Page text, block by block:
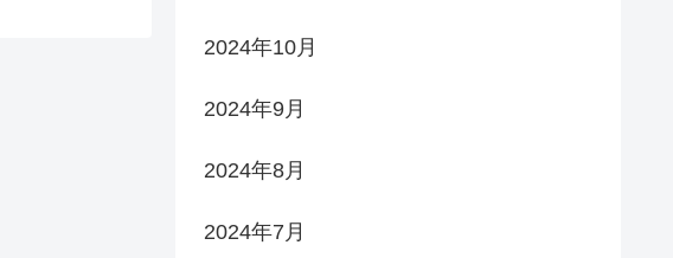
2024年10月
2024年9月
2024年8月
2024年7月